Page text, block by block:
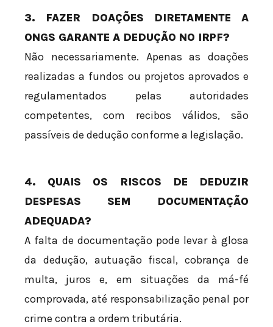
3. FAZER DOAÇÕES DIRETAMENTE A
ONGS GARANTE A DEDUÇÃO NO IRPF?
Não necessariamente. Apenas as doações
realizadas a fundos ou projetos aprovados e
regulamentados pelas autoridades
competentes, com recibos válidos, são
passíveis de dedução conforme a legislação.
4. QUAIS OS RISCOS DE DEDUZIR
DESPESAS SEM DOCUMENTAÇÃO
ADEQUADA?
A falta de documentação pode levar à glosa
da dedução, autuação fiscal, cobrança de
multa, juros e, em situações da má-fé
comprovada, até responsabilização penal por
crime contra a ordem tributária.